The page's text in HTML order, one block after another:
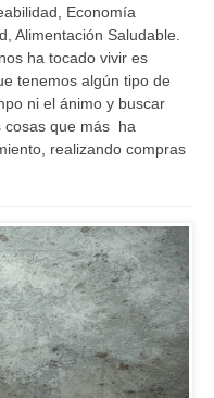
Economía
Alimentación Saludable.
ha tocado vivir es
tenemos algún tipo de
ni el ánimo y buscar
cosas que más ha
realizando compras